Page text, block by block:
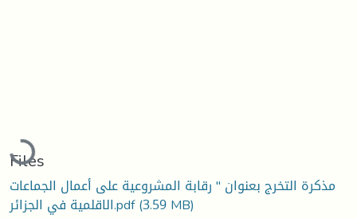
Loading...
Files
مذكرة التخرج بعنوان '' رقابة المشروعية على أعمال الجماعات
الاقلمية في الجزائر.pdf(3.59 MB)